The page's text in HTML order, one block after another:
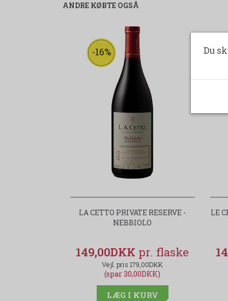
ANDRE KØBTE OGSÅ
-16%
LA CETTO PRIVATE RESERVE -
NEBBIOLO
149,00DKK
179,00DKK
(spar 30,00DKK)
LÆG I KURV
LE
Du